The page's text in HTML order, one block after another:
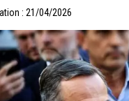
: 21/04/2026